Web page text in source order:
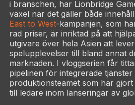
i branschen, har Lionbridge
växel när det gäller både
East to West-kampanjen, som
rad priser, är inriktad på att
utgivare över hela Asien att
spelupplevelser till bland annat
marknaden. I vloggserien får
pipelinen för integrerade tjänster
produktionsteamet som har gjort
till ledare inom lanseringar av